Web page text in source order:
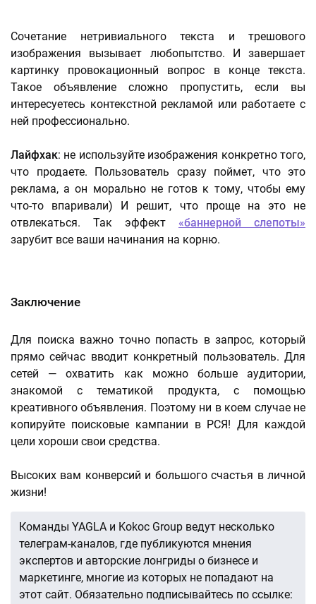
Сочетание нетривиального текста и трешового
изображения вызывает любопытство. И завершает
картинку провокационный вопрос в конце текста.
Такое объявление сложно пропустить, если вы
интересуетесь контекстной рекламой или работаете с
ней профессионально.
Лайфхак: не используйте изображения конкретно того,
что продаете. Пользователь сразу поймет, что это
реклама, а он морально не готов к тому, чтобы ему
что-то впаривали) И решит, что проще на это не
отвлекаться. Так эффект «баннерной слепоты»
зарубит все ваши начинания на корню.
Заключение
Для поиска важно точно попасть в запрос, который
прямо сейчас вводит конкретный пользователь. Для
сетей — охватить как можно больше аудитории,
знакомой с тематикой продукта, с помощью
креативного объявления. Поэтому ни в коем случае не
копируйте поисковые кампании в РСЯ! Для каждой
цели хороши свои средства.
Высоких вам конверсий и большого счастья в личной
жизни!
Команды YAGLA и Kokoc Group ведут несколько
телеграм-каналов, где публикуются мнения
экспертов и авторские лонгриды о бизнесе и
маркетинге, многие из которых не попадают на
этот сайт. Обязательно подписывайтесь по ссылке: